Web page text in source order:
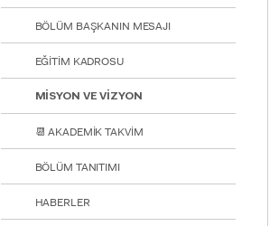
BÖLÜM BAŞKANIN MESAJI
EĞİTİM KADROSU
MİSYON VE VİZYON
📆 AKADEMİK TAKVİM
BÖLÜM TANITIMI
HABERLER